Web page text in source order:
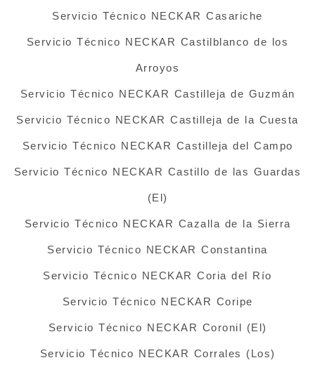
Servicio Técnico NECKAR Casariche
Servicio Técnico NECKAR Castilblanco de los
Arroyos
Servicio Técnico NECKAR Castilleja de Guzmán
Servicio Técnico NECKAR Castilleja de la Cuesta
Servicio Técnico NECKAR Castilleja del Campo
Servicio Técnico NECKAR Castillo de las Guardas
(El)
Servicio Técnico NECKAR Cazalla de la Sierra
Servicio Técnico NECKAR Constantina
Servicio Técnico NECKAR Coria del Río
Servicio Técnico NECKAR Coripe
Servicio Técnico NECKAR Coronil (El)
Servicio Técnico NECKAR Corrales (Los)